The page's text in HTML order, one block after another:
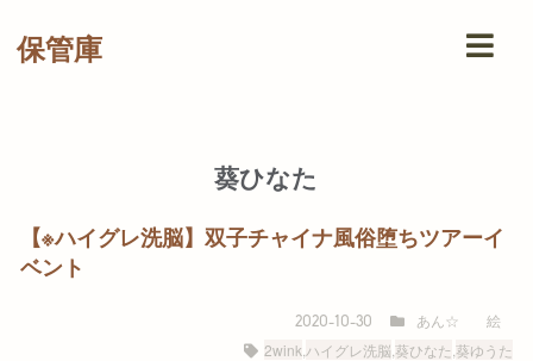
保管庫
葵ひなた
【※ハイグレ洗脳】双子チャイナ風俗堕ちツアーイ
ベント
2020-10-30 あん☆
絵
2wink ハイグレ洗脳 ,葵ひなた ,葵ゆうた